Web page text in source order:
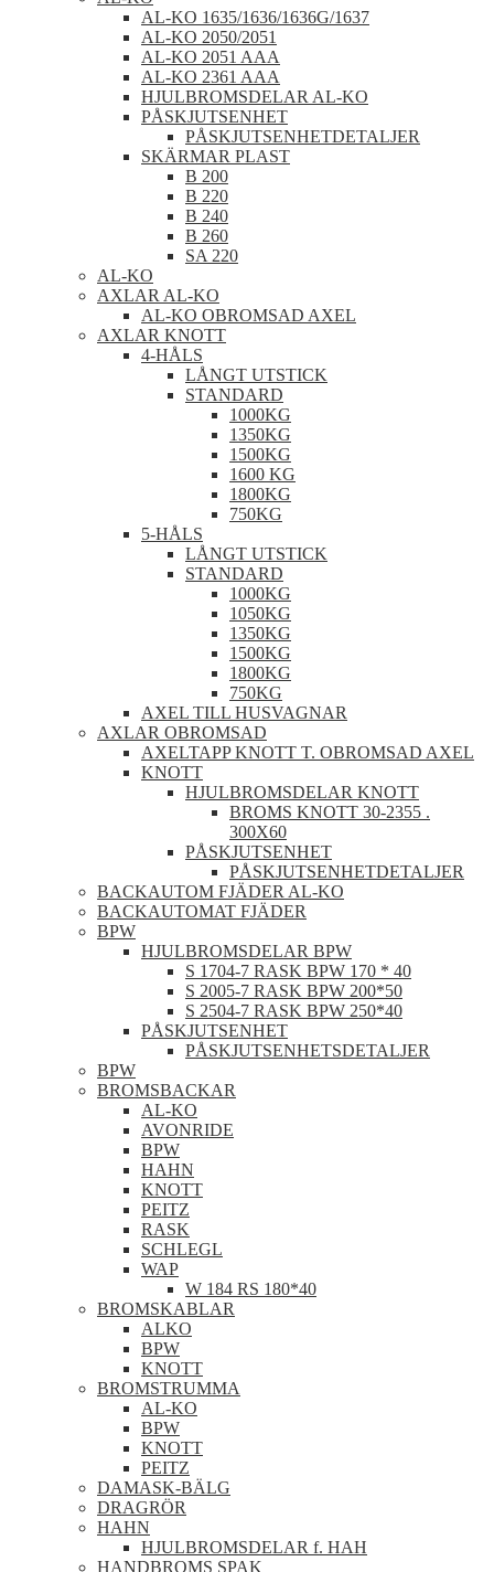
AL-KO 1635/1636/1636G/1637
AL-KO 2050/2051
AL-KO 2051 AAA
AL-KO 2361 AAA
HJULBROMSDELAR AL-KO
PÅSKJUTSENHET
PÅSKJUTSENHETDETALJER
SKÄRMAR PLAST
B 200
B 220
B 240
B 260
SA 220
AL-KO
AXLAR AL-KO
AL-KO OBROMSAD AXEL
AXLAR KNOTT
4-HÅLS
LÅNGT UTSTICK
STANDARD
1000KG
1350KG
1500KG
1600 KG
1800KG
750KG
5-HÅLS
LÅNGT UTSTICK
STANDARD
1000KG
1050KG
1350KG
1500KG
1800KG
750KG
AXEL TILL HUSVAGNAR
AXLAR OBROMSAD
AXELTAPP KNOTT T. OBROMSAD AXEL
KNOTT
HJULBROMSDELAR KNOTT
BROMS KNOTT 30-2355 .
300X60
PÅSKJUTSENHET
PÅSKJUTSENHETDETALJER
BACKAUTOM FJÄDER AL-KO
BACKAUTOMAT FJÄDER
BPW
HJULBROMSDELAR BPW
S 1704-7 RASK BPW 170 * 40
S 2005-7 RASK BPW 200*50
S 2504-7 RASK BPW 250*40
PÅSKJUTSENHET
PÅSKJUTSENHETSDETALJER
BPW
BROMSBACKAR
AL-KO
AVONRIDE
BPW
HAHN
KNOTT
PEITZ
RASK
SCHLEGL
WAP
W 184 RS 180*40
BROMSKABLAR
ALKO
BPW
KNOTT
BROMSTRUMMA
AL-KO
BPW
KNOTT
PEITZ
DAMASK-BÄLG
DRAGRÖR
HAHN
HJULBROMSDELAR f. HAH
HANDBROMS SPAK